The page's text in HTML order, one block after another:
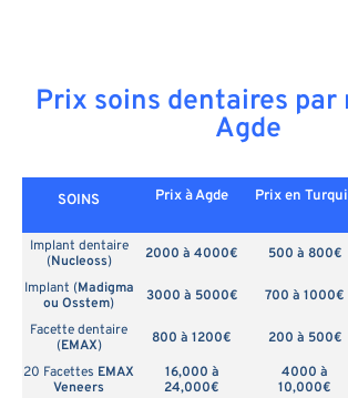
Prix soins dentaires par
Agde
SOINS Prix à Agde Prix en
Implant dentaire
(Nucleoss) 2000 à 4000€ 500 à 800€
Implant (Madigma
ou Osstem) 3000 à 5000€ 700 à 1000€
Facette dentaire
(EMAX) 800 à 1200€ 200 à 500€
20 Facettes EMAX
Veneers
16,000 à
24,000€
4000 à
10,000€